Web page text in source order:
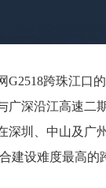
G2518跨珠江口
广深沿江高速二
圳、中山及广
建设难度最高的